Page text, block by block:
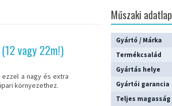
vagy 22m!)
a nagy és extra
környezethez.
Műszaki adatlap
Gyártó / Márka
Termékcsalád
Gyártás helye
Gyártói garancia
Teljes magasság